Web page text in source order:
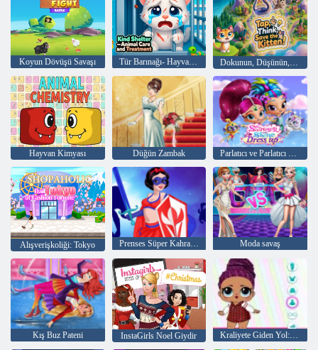
Koyun Dövüşü Savaşı Tür Barınağı- Hayvan Bakımı ve Tedavisi Dokunun, Düşünün, Kediyi Kurtarın!
Hayvan Kimyası Düğün Zambak Parlatıcı ve Parlatıcı Giydir
Alışverişkoliği: Tokyo Prenses Süper Kahramanlar Moda savaş
Kış Buz Pateni InstaGirls Noel Giydir Kraliyete Giden Yol: Oyuncak Bebeklerin Savaşı